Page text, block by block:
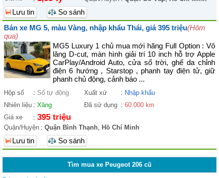
Lưu tin
So sánh
Bán xe MG 5, màu Vàng, nhập khẩu Thái, giá 395 triệu(Hôm
qua)
MG5 Luxury 1 chủ mua mới hãng Full Option : Vô
lăng D-cut, màn hình giải trí 10 inch hỗ trợ Apple
CarPlay/Android Auto, cửa sổ trời, ghế da chỉnh
điện 6 hướng , Starstop , phanh tay điện tử, giữ
phanh chủ động, cảnh báo ...
Hộp số : Số tự động Xuất xứ : Nhập khẩu
Nhiên liệu : Xăng Đã sử dụng : 60.000 km
Giá xe
: 395 triệu
Quận/Huyện : Quận Bình Thạnh, Hồ Chí Minh
Lưu tin So sánh
Tìm mua xe Peugeot 206 cũ